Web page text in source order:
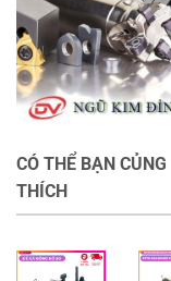
CÓ THỂ BẠN CỦNG
THÍCH